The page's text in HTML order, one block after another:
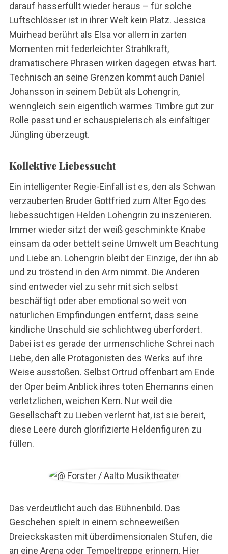
darauf hasserfüllt wieder heraus – für solche
Luftschlösser ist in ihrer Welt kein Platz. Jessica
Muirhead berührt als Elsa vor allem in zarten
Momenten mit federleichter Strahlkraft,
dramatischere Phrasen wirken dagegen etwas hart.
Technisch an seine Grenzen kommt auch Daniel
Johansson in seinem Debüt als Lohengrin,
wenngleich sein eigentlich warmes Timbre gut zur
Rolle passt und er schauspielerisch als einfältiger
Jüngling überzeugt.
Kollektive Liebessucht
Ein intelligenter Regie-Einfall ist es, den als Schwan
verzauberten Bruder Gottfried zum Alter Ego des
liebessüchtigen Helden Lohengrin zu inszenieren.
Immer wieder sitzt der weiß geschminkte Knabe
einsam da oder bettelt seine Umwelt um Beachtung
und Liebe an. Lohengrin bleibt der Einzige, der ihn ab
und zu tröstend in den Arm nimmt. Die Anderen
sind entweder viel zu sehr mit sich selbst
beschäftigt oder aber emotional so weit von
natürlichen Empfindungen entfernt, dass seine
kindliche Unschuld sie schlichtweg überfordert.
Dabei ist es gerade der urmenschliche Schrei nach
Liebe, den alle Protagonisten des Werks auf ihre
Weise ausstoßen. Selbst Ortrud offenbart am Ende
der Oper beim Anblick ihres toten Ehemanns einen
verletzlichen, weichen Kern. Nur weil die
Gesellschaft zu Lieben verlernt hat, ist sie bereit,
diese Leere durch glorifizierte Heldenfiguren zu
füllen.
Das verdeutlicht auch das Bühnenbild. Das
Geschehen spielt in einem schneeweißen
Dreieckskasten mit überdimensionalen Stufen, die
an eine Arena oder Tempeltreppe erinnern. Hier
S
a
r
c
h
o
r
: